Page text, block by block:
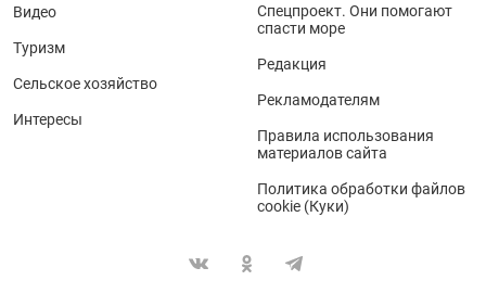
Видео
Туризм
Сельское хозяйство
Интересы
Спецпроект. Они помогают
спасти море
Редакция
Рекламодателям
Правила использования
материалов сайта
Политика обработки файлов
cookie (Куки)